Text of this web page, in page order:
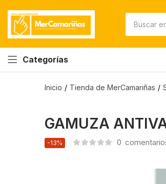
Categorías
Inicio Tienda de MerCamariñas
GAMUZA
-13% 0